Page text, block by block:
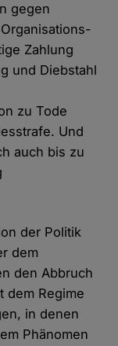
gegen
Zahlung
und Diebstahl
zu Tode
Und
auch bis zu
der Politik
dem
den Abbruch
dem Regime
in denen
Phänomen